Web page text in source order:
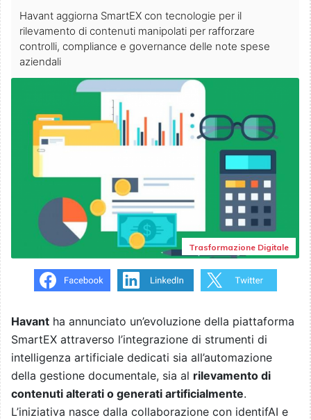
Havant aggiorna SmartEX con tecnologie per il
rilevamento di contenuti manipolati per rafforzare
controlli, compliance e governance delle note spese
aziendali
Trasformazione Digitale
Havant ha annunciato un’evoluzione della piattaforma
SmartEX attraverso l’integrazione di strumenti di
intelligenza artificiale dedicati sia all’automazione
della gestione documentale, sia al rilevamento di
contenuti alterati o generati artificialmente.
L’iniziativa nasce dalla collaborazione con identifAI e